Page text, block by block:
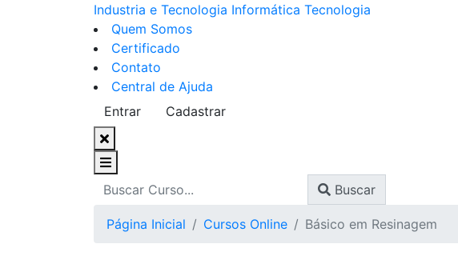
Industria e Tecnologia Informática Tecnologia
Quem Somos
Certificado
Contato
Central de Ajuda
Entrar
Cadastrar
Buscar
Página Inicial Cursos Online Básico em Resinagem